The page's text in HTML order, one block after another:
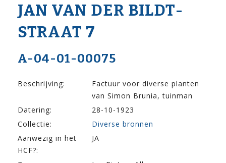
JAN VAN DER BILDT­
STRAAT 7
A-04-01-00075
Beschrijving:
Factuur voor diverse planten
van Simon Brunia, tuinman
Datering:
28-10-1923
Collectie:
Diverse bronnen
Aanwezig in het
HCF?:
JA